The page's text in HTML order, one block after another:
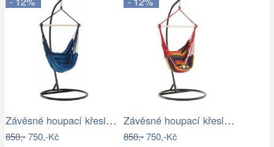
Závěsné houpací křeslo Nikes Blue
850,-750,-Kč
Závěsné houpací křeslo Nikes Red
850,-750,-Kč